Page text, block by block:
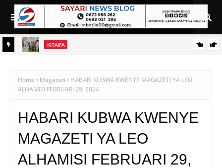
KITAIFA
Home Magazeti
HABARI KUBWA KWENYE MAGAZETI YA LEO
ALHAMISI FEBRUARI 29, 2024
HABARI KUBWA KWENYE
MAGAZETI YA LEO
ALHAMISI FEBRUARI 29,